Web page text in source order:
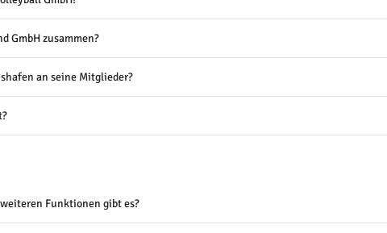
GmbH zusammen?
an seine Mitglieder?
Funktionen gibt es?